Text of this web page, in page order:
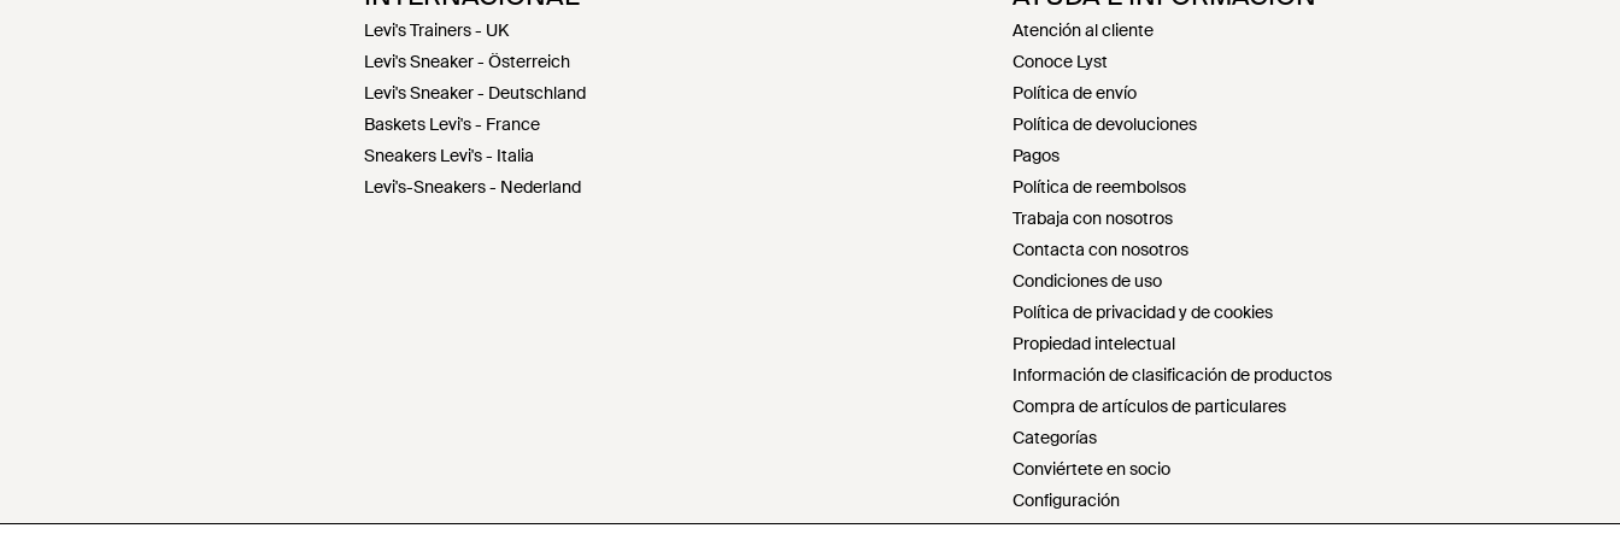
Levi's Trainers - UK
Levi's Sneaker - Österreich
Levi's Sneaker - Deutschland
Baskets Levi's - France
Sneakers Levi's - Italia
Levi's-Sneakers - Nederland
Atención al cliente
Conoce Lyst
Política de envío
Política de devoluciones
Pagos
Política de reembolsos
Trabaja con nosotros
Contacta con nosotros
Condiciones de uso
Política de privacidad y de cookies
Propiedad intelectual
Información de clasificación de productos
Compra de artículos de particulares
Categorías
Conviértete en socio
Configuración
No vender ni compartir mi información personal